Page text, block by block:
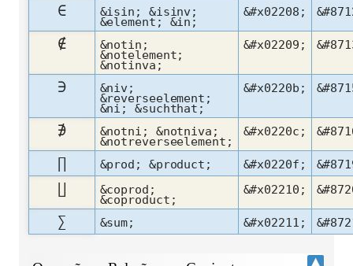
∈ &isin; &isinv;
&element; &in;
&#x02208;
∉ &notin;
&notelement;
&notinva;
&#x02209;
∋ &niv;
&reverseelement;
&ni; &suchthat;
&#x0220b;
∌ &notni; &notniva;
&notreverseelement;
&#x0220c;
∏ &prod; &product; &#x0220f;
∐ &coprod;
&coproduct;
&#x02210;
∑ &sum; &#x02211;